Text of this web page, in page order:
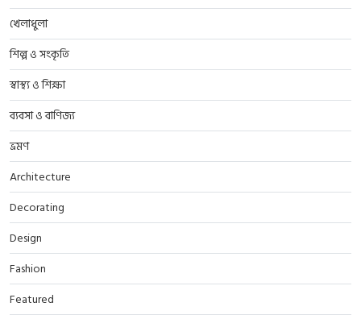
খেলাধুলা
শিল্প ও সংকৃতি
স্বাস্থ্য ও শিক্ষা
ব্যবসা ও বাণিজ্য
ভ্রমণ
Architecture
Decorating
Design
Fashion
Featured